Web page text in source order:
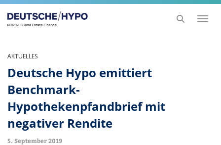
Toggle
AKTUELLES
Deutsche Hypo emittiert
Benchmark-
Hypothekenpfandbrief mit
negativer Rendite
5. September 2019